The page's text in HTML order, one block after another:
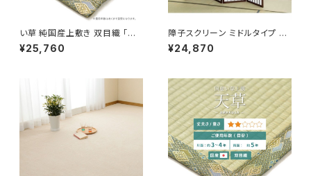
い草 純国産上敷き 双目織 「天
草(あまくさ)」 / 家具・インテリア
ファブリック・敷物 畳・ござ
¥25,760
障子スクリーン ミドルタイプ ハ
イタイプ / 家具・インテリア 間
仕切り・パーテション
¥24,870